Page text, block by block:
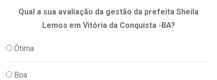
Qual a sua avaliação da gestão da prefeita Sheila
Lemos em Vitória da Conquista -BA?
Ótima
Boa